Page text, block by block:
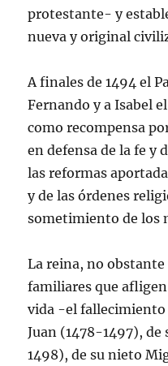
protestante- y
nueva y original
A finales de 1494 el
Fernando y a Isabel
como recompensa
en defensa de la fe y
las reformas
y de las órdenes
sometimiento de los
La reina, no
familiares que
vida -el fallecimiento
Juan (1478-1497),
1498), de su nieto